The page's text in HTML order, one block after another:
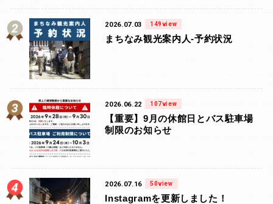
2026.07.03 149view
まちなみ観光案内人-予約状況
2026.06.22 107view
【重要】9月の休館日とバス駐車場
制限のお知らせ
2026.07.16 50view
Instagramを更新しました！